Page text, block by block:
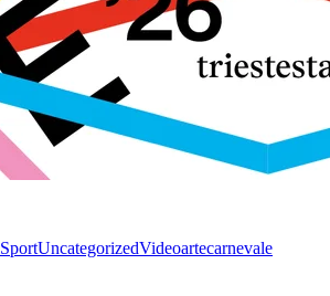
SportUncategorizedVideoartecarnevale